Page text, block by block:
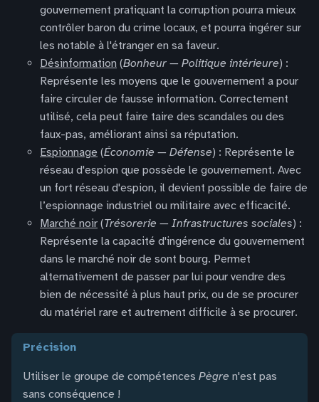
gouvernement pratiquant la corruption pourra mieux
contrôler baron du crime locaux, et pourra ingérer sur
les notable à l'étranger en sa faveur.
Désinformation (Bonheur — Politique intérieure) :
Représente les moyens que le gouvernement a pour
faire circuler de fausse information. Correctement
utilisé, cela peut faire taire des scandales ou des
faux-pas, améliorant ainsi sa réputation.
Espionnage (Économie — Défense) : Représente le
réseau d'espion que possède le gouvernement. Avec
un fort réseau d'espion, il devient possible de faire de
l’espionnage industriel ou militaire avec efficacité.
Marché noir (Trésorerie — Infrastructures sociales) :
Représente la capacité d'ingérence du gouvernement
dans le marché noir de sont bourg. Permet
alternativement de passer par lui pour vendre des
bien de nécessité à plus haut prix, ou de se procurer
du matériel rare et autrement difficile à se procurer.
précision
Utiliser le groupe de compétences Pègre n'est pas
sans conséquence !